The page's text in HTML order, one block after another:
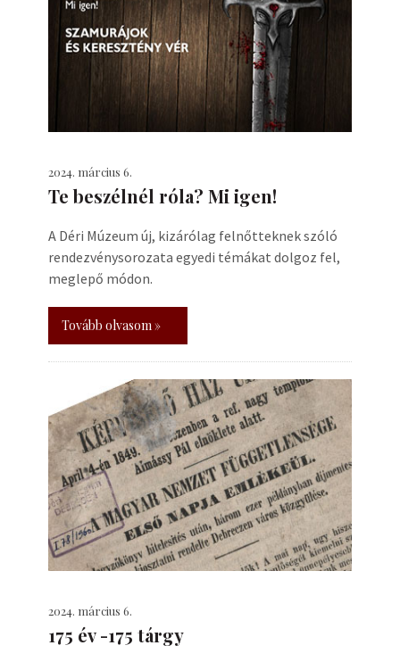
2024. március 6.
Te beszélnél róla? Mi igen!
A Déri Múzeum új, kizárólag felnőtteknek szóló
rendezvénysorozata egyedi témákat dolgoz fel,
meglepő módon.
Tovább olvasom »
2024. március 6.
175 év -175 tárgy